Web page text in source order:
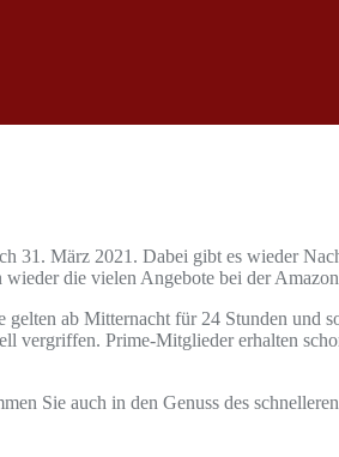
31. März 2021. Dabei gibt es wieder
die vielen Angebote bei der
gelten ab Mitternacht für 24 Stunden und
vergriffen. Prime-Mitglieder erhalten
Sie auch in den Genuss des